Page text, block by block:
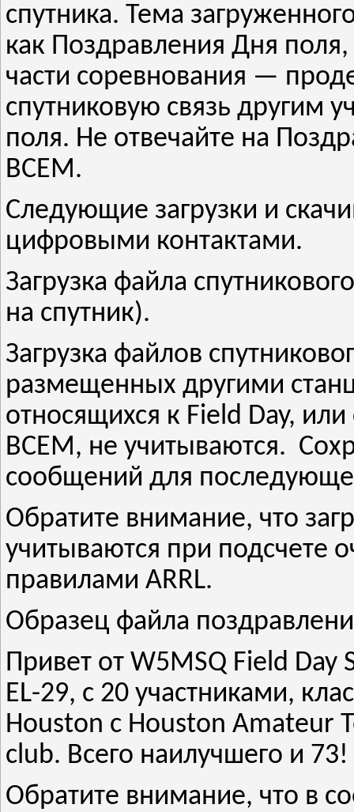
спутника. Тема
как Поздравления Дня
части соревнования —
спутниковую связь другим
поля. Не отвечайте на
ВСЕМ.
Следующие загрузки и
цифровыми контактами.
Загрузка файла
на спутник).
Загрузка файлов
размещенных другими
относящихся к Field Day,
ВСЕМ, не учитываются.
сообщений для
Обратите внимание, что
учитываются при подсчете
правилами ARRL.
Образец файла
Привет от W5MSQ Field Day
EL-29, с 20 участниками,
Houston с Houston Amateur
club. Всего наилучшего и 73!
Обратите внимание, что в